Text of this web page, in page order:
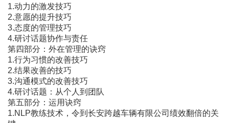
1.动力的激发技巧
2.意愿的提升技巧
3.态度的管理技巧
4.研讨话题协作与责任
第四部分：外在管理的诀窍
1.行为习惯的改善技巧
2.结果改善的技巧
3.沟通模式的改善技巧
4.研讨话题：从个人到团队
第五部分：运用诀窍
1.NLP教练技术，令到长安跨越车辆有限公司绩效翻倍的关